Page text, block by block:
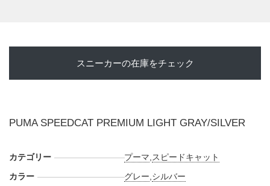
スニーカーの在庫をチェック
PUMA SPEEDCAT PREMIUM LIGHT GRAY/SILVER
カテゴリー プーマ スピードキャット
カラー
グレー シルバー